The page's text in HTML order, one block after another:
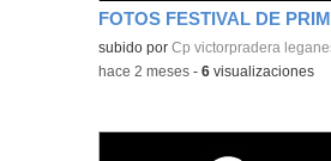
Contenido educativo.
subido porCp victorpradera
-hace 2 meses -6 visualizaciones